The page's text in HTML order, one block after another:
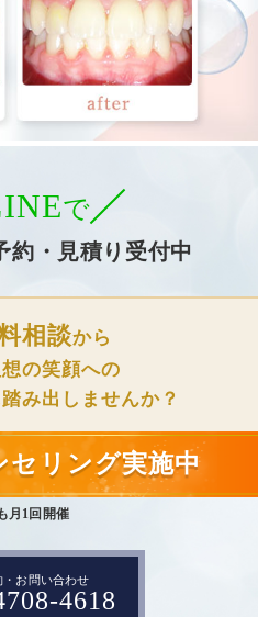
で
約・見積り受付中
相談から
の笑顔への
み出しませんか？
セリング実施中
月1回開催
・お問い合わせ
4618